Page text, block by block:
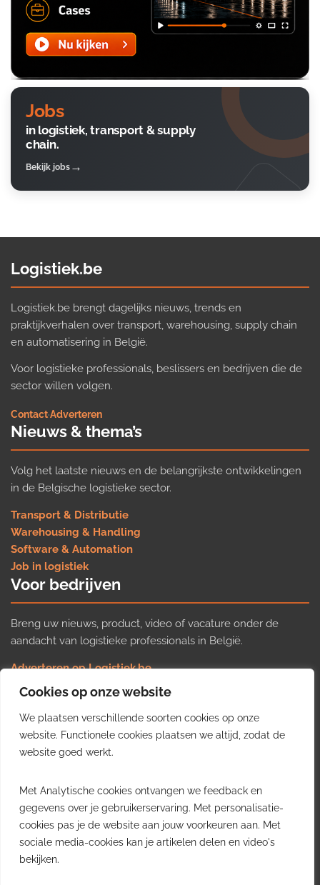
Cookies op onze website
We plaatsen verschillende soorten cookies op onze
website. Functionele cookies plaatsen we altijd, zodat de
website goed werkt.
Met Analytische cookies ontvangen we feedback en
gegevens over je gebruikerservaring. Met personalisatie-
cookies pas je de website aan jouw voorkeuren aan. Met
sociale media-cookies kan je artikelen delen en video's
bekijken.
Jobs
in logistiek, transport & supply
chain.
Bekijk jobs
Logistiek.be
Logistiek.be brengt dagelijks nieuws, trends en
praktijkverhalen over transport, warehousing, supply chain
en automatisering in België.
Voor logistieke professionals, beslissers en bedrijven die de
sector willen volgen.
Contact·Adverteren
Nieuws & thema’s
Volg het laatste nieuws en de belangrijkste ontwikkelingen
in de Belgische logistieke sector.
Transport & Distributie
Warehousing & Handling
Software & Automation
Job in logistiek
Voor bedrijven
Breng uw nieuws, product, video of vacature onder de
aandacht van logistieke professionals in België.
Adverteren op Logistiek.be
Nieuws insturen
Uw video op Logistiek.TV
Job plaatsen
Gratis wekelijkse update
inzichten uit de Belgische logistieke sector in uw inbox.
Ontvang je gratis
wekelijkse update